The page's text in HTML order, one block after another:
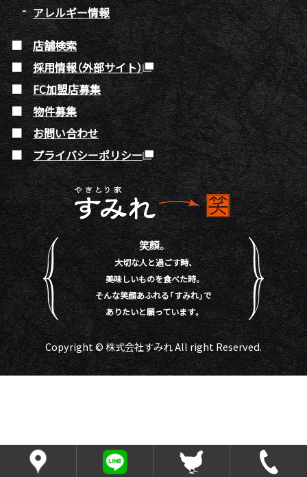
アレルギー情報
店舗検索
採用情報（外部サイト）
FC加盟店募集
物件募集
お問い合わせ
プライバシーポリシー
笑顔。
大切な人と過ごす時、
美味しいものを食べた時。
そんな笑顔あふれる「すみれ」で
ありたいと願っています。
Copyright © 株式会社すみれ All right Reserved.